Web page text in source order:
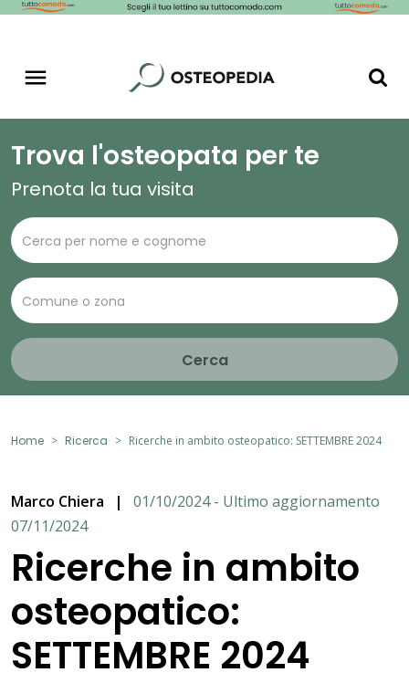
Trova l'osteopata per te
Prenota la tua visita
Cerca
Home Ricerca Ricerche in ambito osteopatico: SETTEMBRE 2024
Marco Chiera |
01/10/2024 - Ultimo aggiornamento
07/11/2024
Ricerche in ambito
osteopatico:
SETTEMBRE 2024